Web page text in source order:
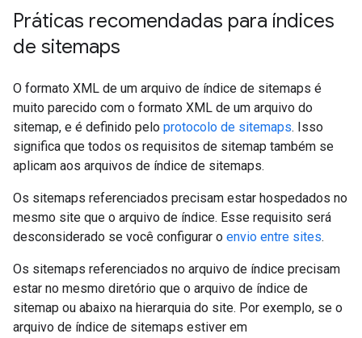
Práticas recomendadas para índices
de sitemaps
O formato XML de um arquivo de índice de sitemaps é
muito parecido com o formato XML de um arquivo do
sitemap, e é definido pelo protocolo de sitemaps. Isso
significa que todos os requisitos de sitemap também se
aplicam aos arquivos de índice de sitemaps.
Os sitemaps referenciados precisam estar hospedados no
mesmo site que o arquivo de índice. Esse requisito será
desconsiderado se você configurar o envio entre sites.
Os sitemaps referenciados no arquivo de índice precisam
estar no mesmo diretório que o arquivo de índice de
sitemap ou abaixo na hierarquia do site. Por exemplo, se o
arquivo de índice de sitemaps estiver em